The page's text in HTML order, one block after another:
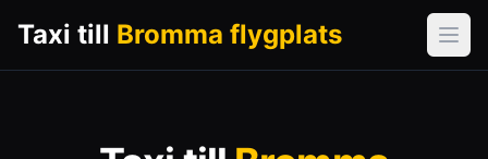
Taxi till Bromma flygplats